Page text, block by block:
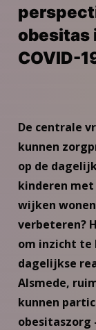
obesitas
COVID-
De centrale
kunnen
op de
kinderen
wijken
verbeteren?
om inzicht te
dagelijkse
Alsmede,
kunnen
obesitaszorg